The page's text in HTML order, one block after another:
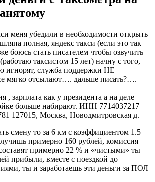
меня убедили в необходимости открыть
полная, яндекс такси (если это так
боюсь стать писателем чтобы озвучить
таксистом 15 лет) начну с того,
игнорят, служба поддержки НЕ
мягко отсылают…. дальше писать?….
, зарплата как у президента а на деле
больше набирают. ИНН 7714037217
127015, Москва, Новодмитровская д.
смену то за 6 км с коэффициентом 1.5
примерно 160 рублей, комиссия
примерно 22 % и «чистыми» ты
прибыли, вместе с поездкой до
ты и заработаешь эти деньги за ПОЛ